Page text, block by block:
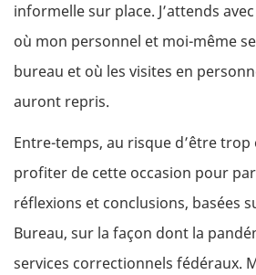
informelle sur place. J’attends
où mon personnel et moi-même
bureau et où les visites en
auront repris.
Entre-temps, au risque d’être
profiter de cette occasion pour
réflexions et conclusions, basées
Bureau, sur la façon dont la
services correctionnels fédéraux.